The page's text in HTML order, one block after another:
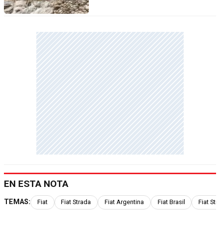
EN ESTA NOTA
TEMAS: Fiat Fiat Strada Fiat Argentina Fiat Brasil Fiat